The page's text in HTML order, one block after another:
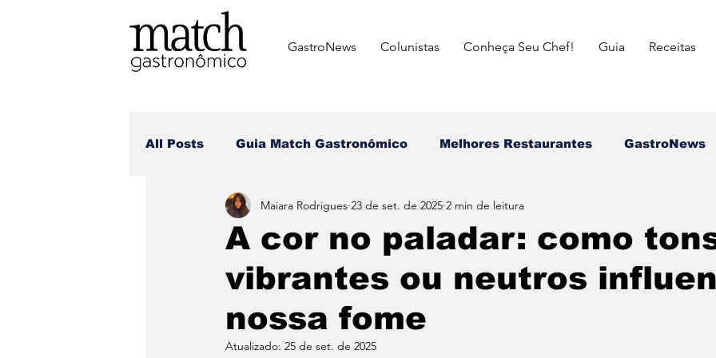
GastroNews Colunistas Conheça Seu Chef! Guia Receitas
All Posts ⁠Guia Match Gastronômico Melhores Restaurantes ⁠GastroNews
Review dos matchers Eventos ⁠Insiders Campeões do Match
Receitas dos Chefes Brasileira Italiana Mexicana Japonesa
A cor no paladar: como
vibrantes ou neutros
nossa fome
Maiara Rodrigues 23 de set. de 2025 2 min de leitura
Atualizado: 25 de set. de 2025